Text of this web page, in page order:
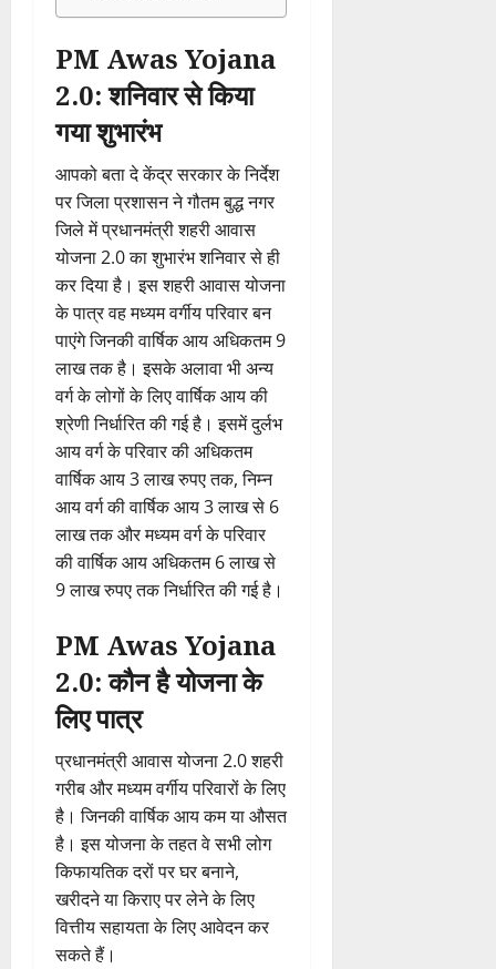
PM Awas Yojana
2.0: शनिवार से किया
गया शुभारंभ
आपको बता दे केंद्र सरकार के निर्देश
पर जिला प्रशासन ने गौतम बुद्ध नगर
जिले में प्रधानमंत्री शहरी आवास
योजना 2.0 का शुभारंभ शनिवार से ही
कर दिया है। इस शहरी आवास योजना
के पात्र वह मध्यम वर्गीय परिवार बन
पाएंगे जिनकी वार्षिक आय अधिकतम 9
लाख तक है। इसके अलावा भी अन्य
वर्ग के लोगों के लिए वार्षिक आय की
श्रेणी निर्धारित की गई है। इसमें दुर्लभ
आय वर्ग के परिवार की अधिकतम
वार्षिक आय 3 लाख रुपए तक, निम्न
आय वर्ग की वार्षिक आय 3 लाख से 6
लाख तक और मध्यम वर्ग के परिवार
की वार्षिक आय अधिकतम 6 लाख से
9 लाख रुपए तक निर्धारित की गई है।
PM Awas Yojana
2.0: कौन है योजना के
लिए पात्र
प्रधानमंत्री आवास योजना 2.0 शहरी
गरीब और मध्यम वर्गीय परिवारों के लिए
है। जिनकी वार्षिक आय कम या औसत
है। इस योजना के तहत वे सभी लोग
किफायतिक दरों पर घर बनाने,
खरीदने या किराए पर लेने के लिए
वित्तीय सहायता के लिए आवेदन कर
सकते हैं।